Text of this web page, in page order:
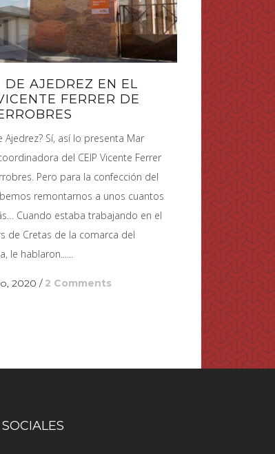
DE AJEDREZ EN EL
FERRER DE
Ajedrez? Sí, así lo presenta Mar
del CEIP Vicente Ferrer
Pero para la confección del
remontarnos a unos cuantos
Cuando estaba trabajando en el
de Cretas de la comarca del
le hablaron......
2020 / 2 Comments